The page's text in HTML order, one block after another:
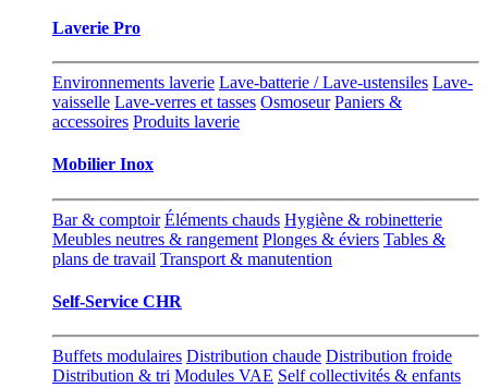
Laverie Pro
Environnements laverie Lave-batterie / Lave-ustensiles Lave-
vaisselle Lave-verres et tasses Osmoseur Paniers &
accessoires Produits laverie
Mobilier Inox
Bar & comptoir Éléments chauds Hygiène & robinetterie
Meubles neutres & rangement Plonges & éviers Tables &
plans de travail Transport & manutention
Self-Service CHR
Buffets modulaires Distribution chaude Distribution froide
Distribution & tri Modules VAE Self collectivités & enfants